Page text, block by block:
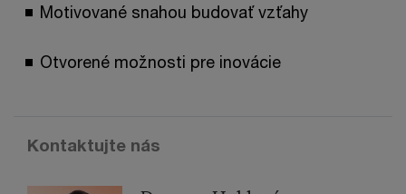
Motivované snahou budovať vzťahy
Otvorené možnosti pre inovácie
Kontaktujte nás